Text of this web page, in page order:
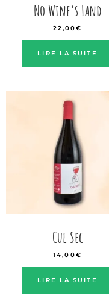
No Wine’s Land
22,00€
LIRE LA SUITE
Cul Sec
14,00€
LIRE LA SUITE